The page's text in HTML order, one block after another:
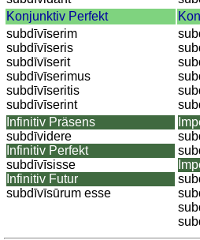
Reisewortschatz
SPIELE
Geografie
Küstenquiz
Geografiequiz
Länderquiz
Flüsse-
und
Städtequiz
Flaggen-,
Konjunktiv Perfekt
subdīvīserim
subdīvīseris
subdīvīserit
subdīvīserimus
subdīvīseritis
subdīvīserint
Infinitiv Präsens
subdīvidere
Infinitiv Perfekt
subdīvīsisse
Infinitiv Futur
subdīvīsūrum esse